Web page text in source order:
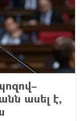
ասել է,